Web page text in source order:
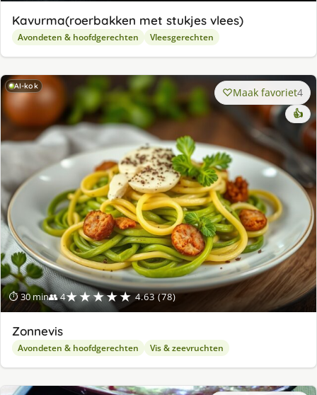
Kavurma(roerbakken met stukjes vlees)
Avondeten & hoofdgerechten Vleesgerechten
AI-kok
⏱ 30 min👥 4★★★★★ 4.63 (78)
Maak favoriet4
👍
Zonnevis
Avondeten & hoofdgerechten Vis & zeevruchten